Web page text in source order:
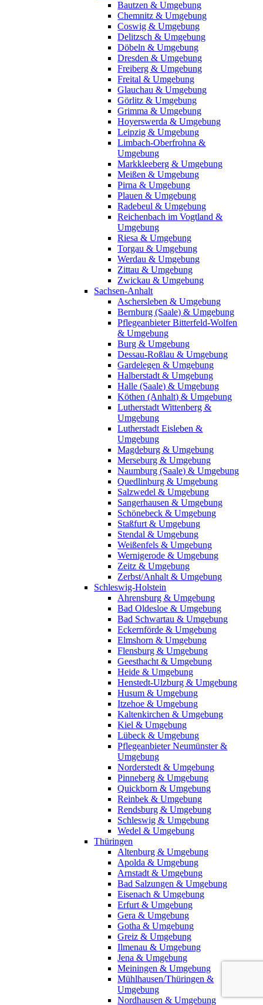
Bautzen & Umgebung
Chemnitz & Umgebung
Coswig & Umgebung
Delitzsch & Umgebung
Döbeln & Umgebung
Dresden & Umgebung
Freiberg & Umgebung
Freital & Umgebung
Glauchau & Umgebung
Görlitz & Umgebung
Grimma & Umgebung
Hoyerswerda & Umgebung
Leipzig & Umgebung
Limbach-Oberfrohna &
Umgebung
Markkleeberg & Umgebung
Meißen & Umgebung
Pirna & Umgebung
Plauen & Umgebung
Radebeul & Umgebung
Reichenbach im Vogtland &
Umgebung
Riesa & Umgebung
Torgau & Umgebung
Werdau & Umgebung
Zittau & Umgebung
Zwickau & Umgebung
Sachsen-Anhalt
Aschersleben & Umgebung
Bernburg (Saale) & Umgebung
Pflegeanbieter Bitterfeld-Wolfen
& Umgebung
Burg & Umgebung
Dessau-Roßlau & Umgebung
Gardelegen & Umgebung
Halberstadt & Umgebung
Halle (Saale) & Umgebung
Köthen (Anhalt) & Umgebung
Lutherstadt Wittenberg &
Umgebung
Lutherstadt Eisleben &
Umgebung
Magdeburg & Umgebung
Merseburg & Umgebung
Naumburg (Saale) & Umgebung
Quedlinburg & Umgebung
Salzwedel & Umgebung
Sangerhausen & Umgebung
Schönebeck & Umgebung
Staßfurt & Umgebung
Stendal & Umgebung
Weißenfels & Umgebung
Wernigerode & Umgebung
Zeitz & Umgebung
Zerbst/Anhalt & Umgebung
Schleswig-Holstein
Ahrensburg & Umgebung
Bad Oldesloe & Umgebung
Bad Schwartau & Umgebung
Eckernförde & Umgebung
Elmshorn & Umgebung
Flensburg & Umgebung
Geesthacht & Umgebung
Heide & Umgebung
Henstedt-Ulzburg & Umgebung
Husum & Umgebung
Itzehoe & Umgebung
Kaltenkirchen & Umgebung
Kiel & Umgebung
Lübeck & Umgebung
Pflegeanbieter Neumünster &
Umgebung
Norderstedt & Umgebung
Pinneberg & Umgebung
Quickborn & Umgebung
Reinbek & Umgebung
Rendsburg & Umgebung
Schleswig & Umgebung
Wedel & Umgebung
Thüringen
Altenburg & Umgebung
Apolda & Umgebung
Arnstadt & Umgebung
Bad Salzungen & Umgebung
Eisenach & Umgebung
Erfurt & Umgebung
Gera & Umgebung
Gotha & Umgebung
Greiz & Umgebung
Ilmenau & Umgebung
Jena & Umgebung
Meiningen & Umgebung
Mühlhausen/Thüringen &
Umgebung
Nordhausen & Umgebung